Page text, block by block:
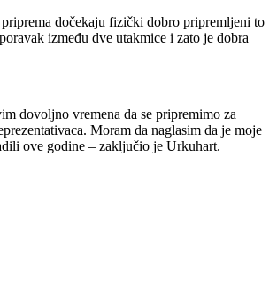
dočekaju fizički dobro pripremljeni to
između dve utakmice i zato je dobra
dovoljno vremena da se pripremimo za
Moram da naglasim da je moje
ove godine – zaključio je Urkuhart.